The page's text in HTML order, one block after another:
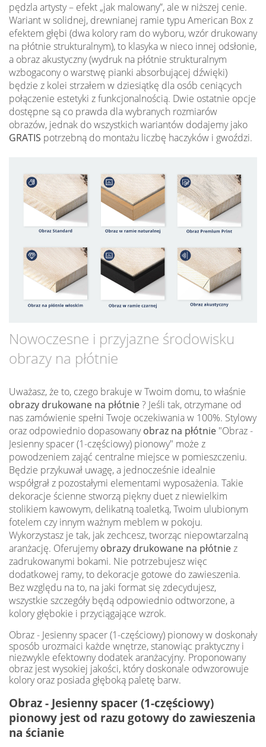
pędzla artysty – efekt „jak malowany”, ale w niższej cenie.
Wariant w solidnej, drewnianej ramie typu American Box z
efektem głębi (dwa kolory ram do wyboru, wzór drukowany
na płótnie strukturalnym), to klasyka w nieco innej odsłonie,
a obraz akustyczny (wydruk na płótnie strukturalnym
wzbogacony o warstwę pianki absorbującej dźwięki)
będzie z kolei strzałem w dziesiątkę dla osób ceniących
połączenie estetyki z funkcjonalnością. Dwie ostatnie opcje
dostępne są co prawda dla wybranych rozmiarów
obrazów, jednak do wszystkich wariantów dodajemy jako
GRATIS potrzebną do montażu liczbę haczyków i gwoździ.
Nowoczesne i przyjazne środowisku
obrazy na płótnie
Uważasz, że to, czego brakuje w Twoim domu, to właśnie
obrazy drukowane na płótnie? Jeśli tak, otrzymane od
nas zamówienie spełni Twoje oczekiwania w 100%. Stylowy
oraz odpowiednio dopasowanyobraz na płótnie "Obraz -
Jesienny spacer (1-częściowy) pionowy" może z
powodzeniem zająć centralne miejsce w pomieszczeniu.
Będzie przykuwał uwagę, a jednocześnie idealnie
współgrał z pozostałymi elementami wyposażenia. Takie
dekoracje ścienne stworzą piękny duet z niewielkim
stolikiem kawowym, delikatną toaletką, Twoim ulubionym
fotelem czy innym ważnym meblem w pokoju.
Wykorzystasz je tak, jak zechcesz, tworząc niepowtarzalną
aranżację. Oferujemyobrazy drukowane na płótniez
zadrukowanymi bokami. Nie potrzebujesz więc
dodatkowej ramy, to dekoracje gotowe do zawieszenia.
Bez względu na to, na jaki format się zdecydujesz,
wszystkie szczegóły będą odpowiednio odtworzone, a
kolory głębokie i przyciągające wzrok.
Obraz - Jesienny spacer (1-częściowy) pionowy w doskonały
sposób urozmaici każde wnętrze, stanowiąc praktyczny i
niezwykle efektowny dodatek aranżacyjny. Proponowany
obraz jest wysokiej jakości, który doskonale odwzorowuje
kolory oraz posiada głęboką paletę barw.
Obraz - Jesienny spacer (1-częściowy)
pionowy jest od razu gotowy do zawieszenia
na ścianie